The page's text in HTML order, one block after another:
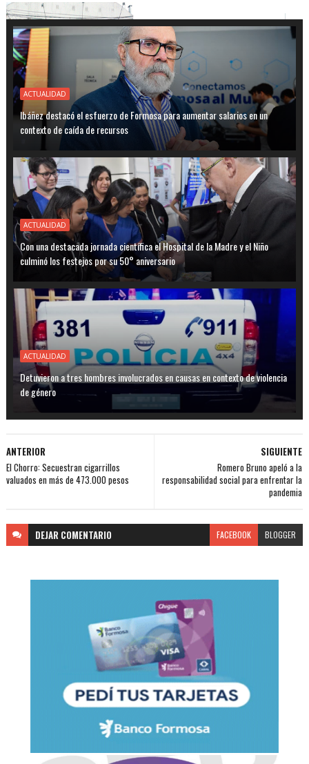
ACTUALIDAD
Ibáñez destacó el esfuerzo de Formosa para aumentar salarios en un
contexto de caída de recursos
ACTUALIDAD
Con una destacada jornada científica el Hospital de la Madre y el Niño
culminó los festejos por su 50° aniversario
ACTUALIDAD
Detuvieron a tres hombres involucrados en causas en contexto de violencia
de género
SIGUIENTE
Romero Bruno apeló a la
responsabilidad social para enfrentar la
pandemia
ANTERIOR
El Chorro: Secuestran cigarrillos
valuados en más de 473.000 pesos
DEJAR COMENTARIO FACEBOOK BLOGGER